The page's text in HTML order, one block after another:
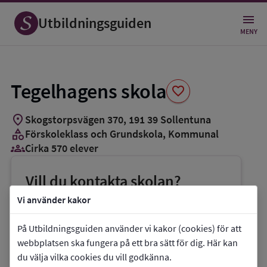
Vi använder kakor
På Utbildningsguiden använder vi kakor (cookies) för att
webbplatsen ska fungera på ett bra sätt för dig. Här kan
du välja vilka cookies du vill godkänna.
Utbildningsguiden MENY
Tegelhagens skola favorite
Spara
som
favorit
location_on Skogstorpsvägen 370, 191 39 Sollentuna
categoryFörskoleklass och Grundskola, Kommunal
groups_3Cirka 570 elever
Vill du kontakta skolan?
phoneTelefon:08-57922118
E-post: tegelhagskola@edu.sollentuna.se
link Webbplats:Tegelhagens skola